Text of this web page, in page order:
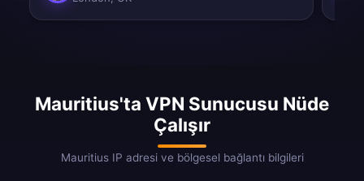
Mauritius'ta VPN Sunucusu Nüde
Çalışır
Mauritius IP adresi ve bölgesel bağlantı bilgileri